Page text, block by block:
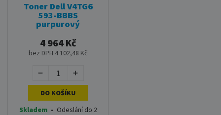
Toner Dell V4TG6
593-BBBS
purpurový
4 964 Kč
bez DPH 4 102,48 Kč
DO KOŠÍKU
Skladem • Odeslání do 2